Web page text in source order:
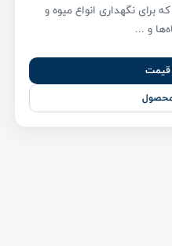
برای نگهداری انواع میوه و
و ...
قیمت